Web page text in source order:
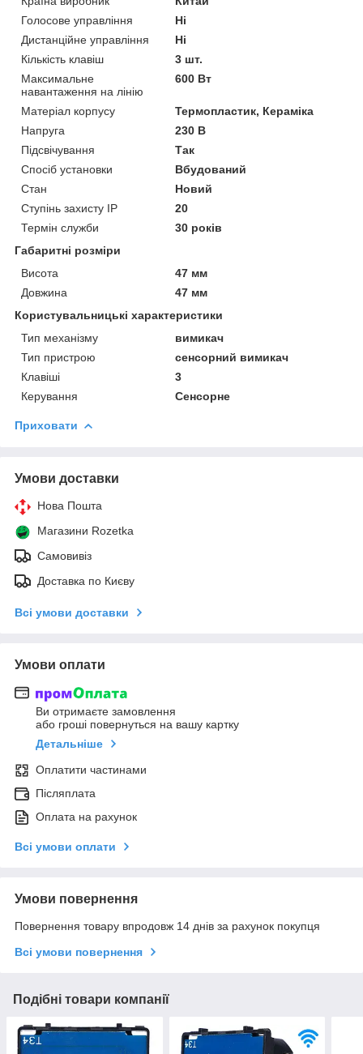
Голосове управління
Ні
Дистанційне управління
Ні
Кількість клавіш
3 шт.
Максимальне
навантаження на лінію
600 Вт
Матеріал корпусу
Термопластик, Кераміка
Напруга
230 В
Підсвічування
Так
Спосіб установки
Вбудований
Стан
Новий
Ступінь захисту IP
20
Термін служби
30 років
Габаритні розміри
Висота
47 мм
Довжина
47 мм
Користувальницькі характеристики
Тип механізму
вимикач
Тип пристрою
сенсорний вимикач
Клавіші
3
Керування
Сенсорне
Приховати
Умови доставки
Нова Пошта
Магазини Rozetka
Самовивіз
Доставка по Києву
Всі умови доставки
Умови оплати
Ви отримаєте замовлення
або гроші повернуться на вашу картку
Детальніше
Оплатити частинами
Післяплата
Оплата на рахунок
Всі умови оплати
Умови повернення
Повернення товару впродовж 14 днів за рахунок покупця
Всі умови повернення
Подібні товари компанії